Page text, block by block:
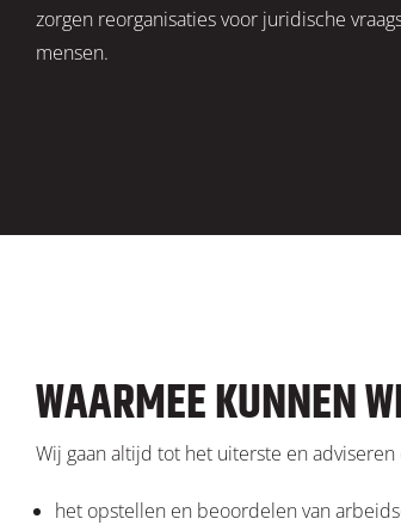
zorgen reorganisaties voor juridische
mensen.
WAARMEE KUNNEN
Wij gaan altijd tot het uiterste en
het opstellen en beoordelen van